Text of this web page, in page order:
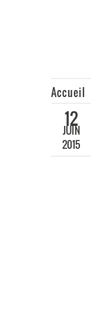
Accueil
12
JUIN
2015